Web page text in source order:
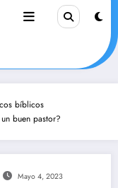
bíblicos
buen pastor?
Mayo 4, 2023